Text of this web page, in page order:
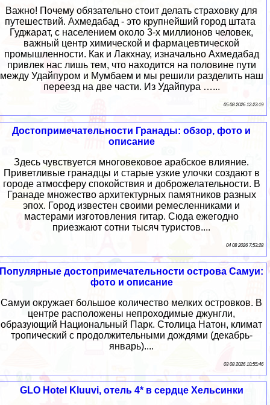
Важно! Почему обязательно стоит делать страховку для
путешествий. Ахмедабад - это крупнейший город штата
Гуджарат, с населением около 3-х миллионов человек,
важный центр химической и фармацевтической
промышленности. Как и Лакхнау, изначально Ахмедабад
привлек нас лишь тем, что находится на половине пути
между Удайпуром и Мумбаем и мы решили разделить наш
переезд на две части. Из Удайпура …...
05 08 2026 12:23:19
Достопримечательности Гранады: обзор, фото и
описание
Здесь чувствуется многовековое арабское влияние.
Приветливые гранадцы и старые узкие улочки создают в
городе атмосферу спокойствия и доброжелательности. В
Гранаде множество архитектурных памятников разных
эпох. Город известен своими ремесленниками и
мастерами изготовления гитар. Сюда ежегодно
приезжают сотни тысяч туристов....
04 08 2026 7:53:28
Популярные достопримечательности острова Самуи:
фото и описание
Самуи окружает большое количество мелких островков. В
центре расположены непроходимые джунгли,
образующий Национальный Парк. Столица Натон, климат
тропический с продолжительными дождями (декабрь-
январь)....
03 08 2026 10:55:46
GLO Hotel Kluuvi, отель 4* в сердце Хельсинки